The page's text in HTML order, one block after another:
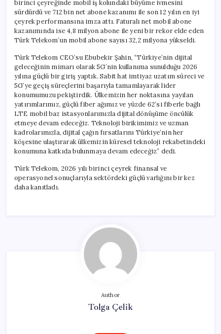
birinci çeyreğinde mobil iş kolundaki büyüme ivmesini
sürdürdü ve 712 bin net abone kazanımı ile son 12 yılın en iyi
çeyrek performansına imza attı. Faturalı net mobil abone
kazanımında ise 4,8 milyon abone ile yeni bir rekor elde eden
Türk Telekom’un mobil abone sayısı 32,2 milyona yükseldi.
Türk Telekom CEO’su Ebubekir Şahin, “Türkiye’nin dijital
geleceğinin mimarı olarak 5G’nin kullanıma sunulduğu 2026
yılına güçlü bir giriş yaptık. Sabit hat imtiyaz uzatım süreci ve
5G’ye geçiş süreçlerini başarıyla tamamlayarak lider
konumumuzu pekiştirdik. Ülkemizin her noktasına yayılan
yatırımlarımız, güçlü fiber ağımız ve yüzde 62’si fiberle bağlı
LTE mobil baz istasyonlarımızla dijital dönüşüme öncülük
etmeye devam edeceğiz. Teknoloji birikimimiz ve uzman
kadrolarımızla, dijital çağın fırsatlarını Türkiye’nin her
köşesine ulaştırarak ülkemizin küresel teknoloji rekabetindeki
konumuna katkıda bulunmaya devam edeceğiz” dedi.
Türk Telekom, 2026 yılı birinci çeyrek finansal ve
operasyonel sonuçlarıyla sektördeki güçlü varlığını bir kez
daha kanıtladı.
Author
Tolga Çelik